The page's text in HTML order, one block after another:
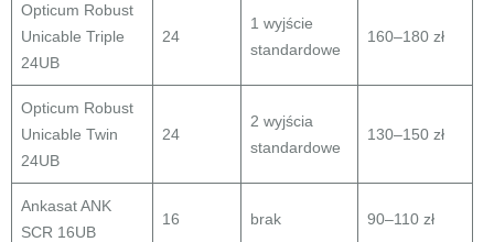
Opticum Robust
Unicable Triple
24UB
24
1 wyjście
standardowe
160–180 zł
Opticum Robust
Unicable Twin
24UB
24
2 wyjścia
standardowe
130–150 zł
Ankasat ANK
SCR 16UB
16 brak 90–110 zł